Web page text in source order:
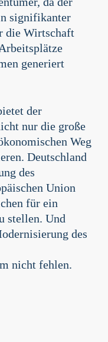
signifikanter
die Wirtschaft
generiert
der
nur die große
Weg
Deutschland
des
Union
für ein
stellen. Und
des
nicht fehlen.